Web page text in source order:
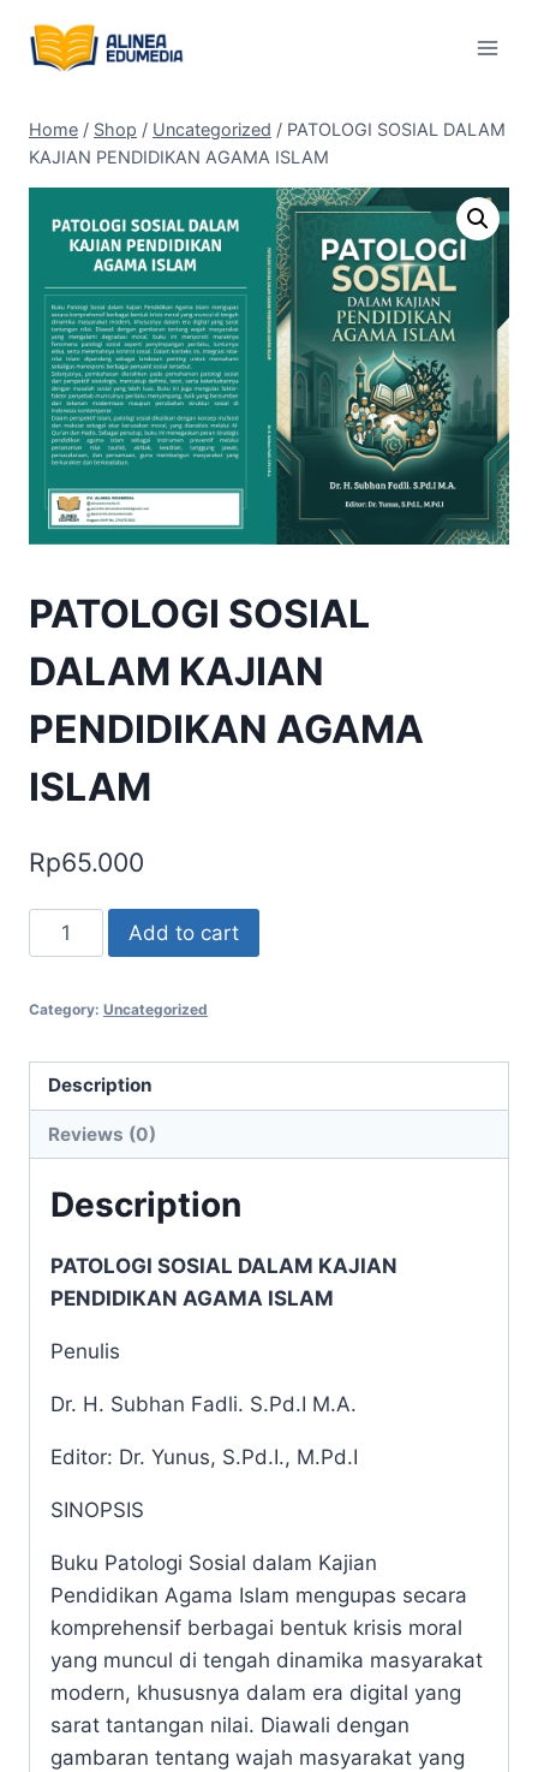
content
Home / Shop / Uncategorized / PATOLOGI SOSIAL DALAM
KAJIAN PENDIDIKAN AGAMA ISLAM
PATOLOGI SOSIAL
DALAM KAJIAN
PENDIDIKAN AGAMA
ISLAM
Rp65.000
PATOLOGI
SOSIAL
KAJIAN
AGAMA
ISLAM
Add to cart
Category: Uncategorized
Description
Reviews (0)
Description
PATOLOGI SOSIAL DALAM KAJIAN
PENDIDIKAN AGAMA ISLAM
Penulis
Dr. H. Subhan Fadli. S.Pd.I M.A.
Editor: Dr. Yunus, S.Pd.I., M.Pd.I
SINOPSIS
Buku Patologi Sosial dalam Kajian
Pendidikan Agama Islam mengupas secara
komprehensif berbagai bentuk krisis moral
yang muncul di tengah dinamika masyarakat
modern, khususnya dalam era digital yang
sarat tantangan nilai. Diawali dengan
gambaran tentang wajah masyarakat yang